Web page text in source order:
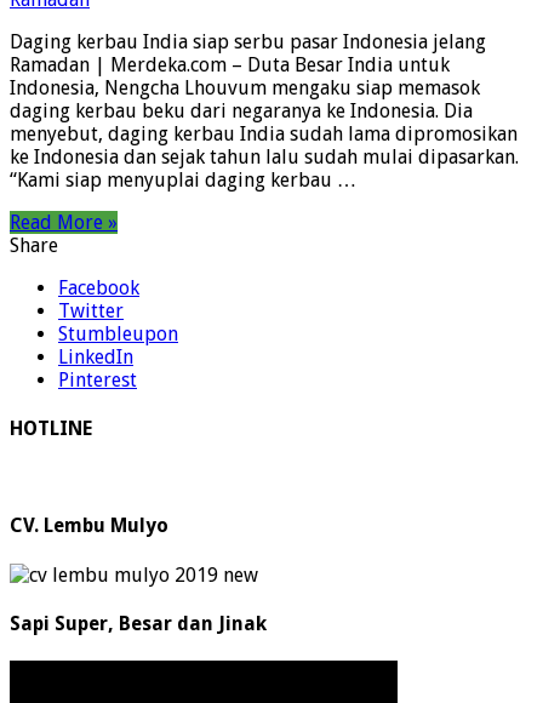
Daging kerbau India siap serbu pasar Indonesia jelang
Ramadan | Merdeka.com – Duta Besar India untuk
Indonesia, Nengcha Lhouvum mengaku siap memasok
daging kerbau beku dari negaranya ke Indonesia. Dia
menyebut, daging kerbau India sudah lama dipromosikan
ke Indonesia dan sejak tahun lalu sudah mulai dipasarkan.
“Kami siap menyuplai daging kerbau …
Read More »
Share
Facebook
Twitter
Stumbleupon
LinkedIn
Pinterest
HOTLINE
CV. Lembu Mulyo
Sapi Super, Besar dan Jinak